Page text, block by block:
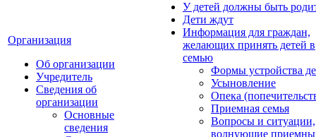
Организация
Об организации
Учредитель
Сведения об
организации
Основные
сведения
У детей должны быть
Дети ждут
Информация для граждан,
желающих принять детей в
семью
Формы устройства
Усыновление
Опека
Приемная семья
Вопросы и ситуации,
волнующие